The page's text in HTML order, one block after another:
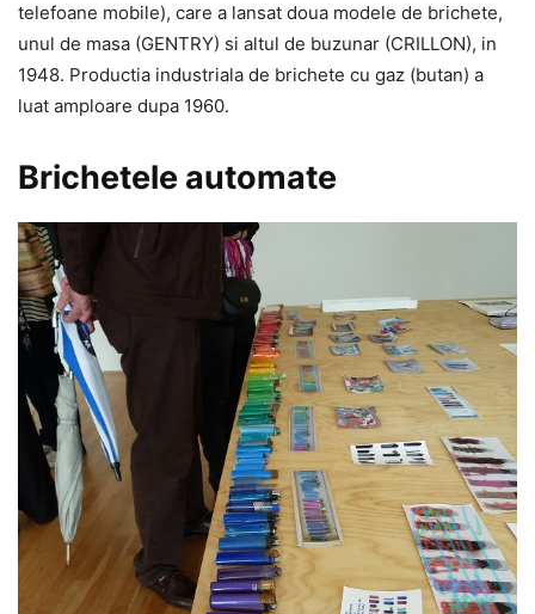
telefoane mobile), care a lansat doua modele de brichete,
unul de masa (GENTRY) si altul de buzunar (CRILLON), in
1948. Productia industriala de brichete cu gaz (butan) a
luat amploare dupa 1960.
Brichetele automate